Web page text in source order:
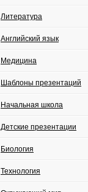
Литература
Английский язык
Медицина
Шаблоны презентаций
Начальная школа
Детские презентации
Биология
Технология